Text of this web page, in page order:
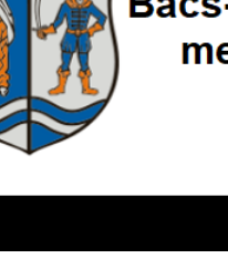
Földrengés rázta
meg
Horvátországot,
Pécsett is érezni
lehetett, anyagi
károk is
keletkeztek
újabb földrengés volt
rázta meg